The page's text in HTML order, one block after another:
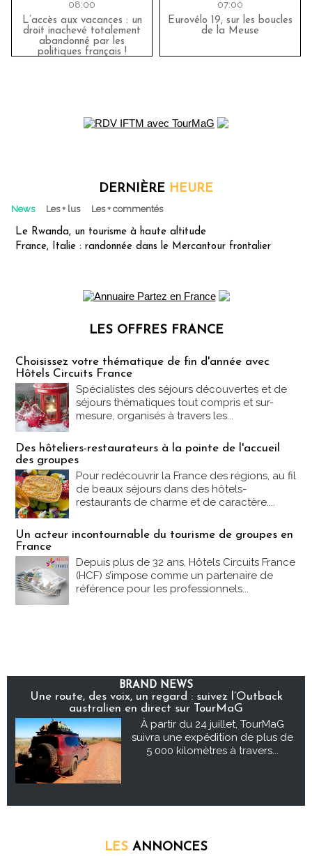
08:00
L’accès aux vacances : un
droit inachevé totalement
abandonné par les
politiques français !
07:00
Eurovélo 19, sur les boucles
de la Meuse
DERNIÈRE HEURE
News Les + lus Les + commentés
Le Rwanda, un tourisme à haute altitude
France, Italie : randonnée dans le Mercantour frontalier
LES OFFRES FRANCE
Choisissez votre thématique de fin d'année avec
Hôtels Circuits France
Spécialistes des séjours découvertes et de
séjours thématiques tout compris et sur-
mesure, organisés à travers les...
Des hôteliers-restaurateurs à la pointe de l'accueil
des groupes
Pour redécouvrir la France des régions, au fil
de beaux séjours dans des hôtels-
restaurants de charme et de caractère....
Un acteur incontournable du tourisme de groupes en
France
Depuis plus de 32 ans, Hôtels Circuits France
(HCF) s’impose comme un partenaire de
référence pour les professionnels...
BRAND NEWS
Une route, des voix, un regard : suivez l’Outback
australien en direct sur TourMaG
À partir du 24 juillet, TourMaG
suivra une expédition de plus de
5 000 kilomètres à travers...
LES ANNONCES